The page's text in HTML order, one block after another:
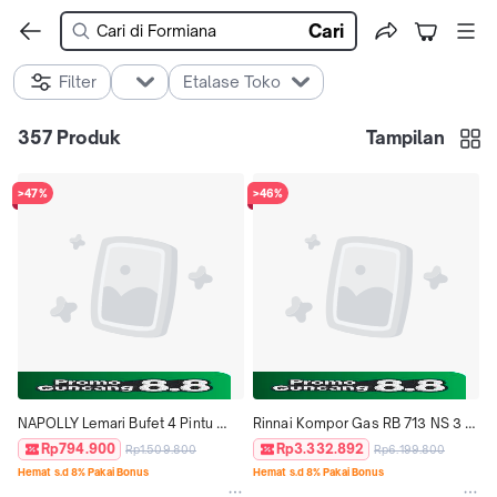
Cari
Filter Etalase Toko
357 Produk Tampilan
>47%
NAPOLLY Lemari Bufet 4 Pintu
MIDIFET 23" - 4.4 MOS | Lemari
Dapur | Lemari Serbaguna |
Rp794.900 Rp1.509.800
Hemat s.d 8% Pakai Bonus
>46%
Rinnai Kompor Gas RB 713 NS 3
Tungku Kompor Tanam One Hand
Ignition Garansi Resmi - FM
Rp3.332.892 Rp6.199.800
Hemat s.d 8% Pakai Bonus